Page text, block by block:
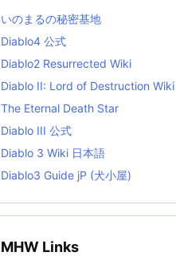
i
s
t
いのまるの秘密基地
Diablo4 公式
Diablo2 Resurrected Wiki
Diablo II: Lord of Destruction Wiki
The Eternal Death Star
Diablo III 公式
Diablo 3 Wiki 日本語
Diablo3 Guide jP (犬小屋)
MHW Links